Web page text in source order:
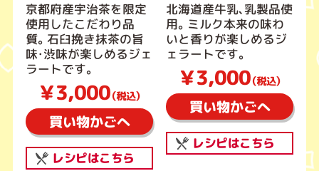
京都府産宇治茶を限定
使用したこだわり品
質。石臼挽き抹茶の旨
味・渋味が楽しめるジェ
ラートです。
￥3,000（税込）
買い物かごへ
レシピはこちら
北海道産牛乳、乳製品使
用。ミルク本来の味わ
いと香りが楽しめるジ
ェラートです。
￥3,000（税込）
買い物かごへ
レシピはこちら